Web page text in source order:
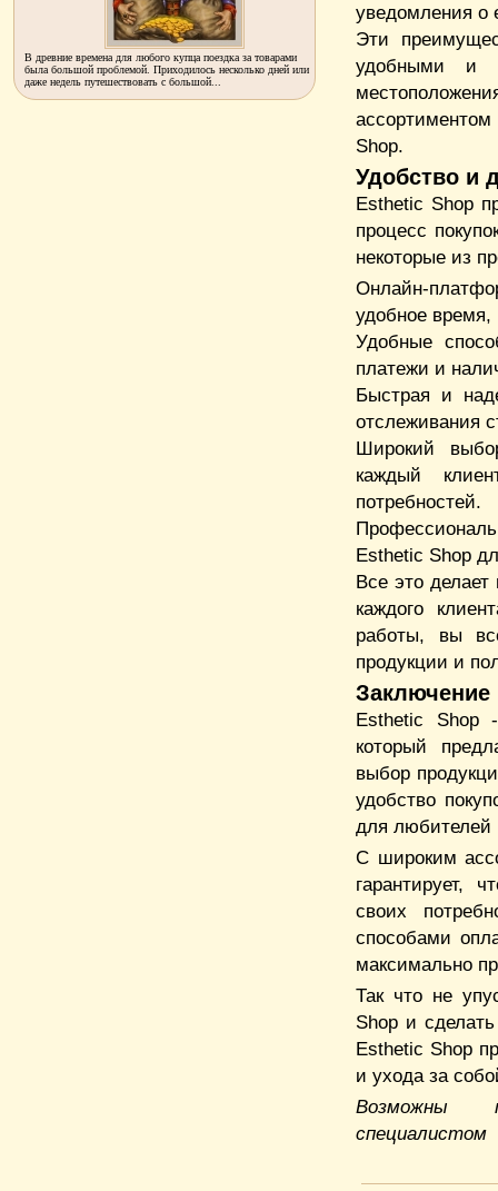
уведомления о
Эти
удобными и
Shop.
Удобство и
Esthetic Shop
процесс
некоторые из
Онлайн-
удобное время,
Удобные
платежи и
Быстрая и
отслеживания
Широкий
каждый
потребностей.
Esthetic Shop
Все это
каждого
работы, вы
продукции и
Заключение
Esthetic Shop
который
выбор
удобство
для любителей
С широким
гарантирует,
своих
способами
максимально
Так что не
Shop и
Esthetic Shop
и ухода за
Возможны
специалистом
В древние времена для любого купца поездка за товарами
была большой проблемой. Приходилось несколько дней или
даже недель путешествовать с большой...